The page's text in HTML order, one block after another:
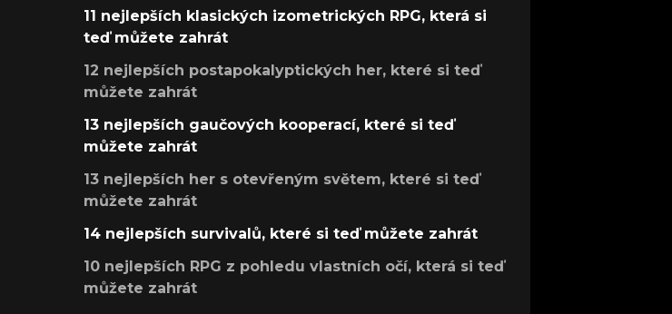
11 nejlepších klasických izometrických RPG, která si
teď můžete zahrát
12 nejlepších postapokalyptických her, které si teď
můžete zahrát
13 nejlepších gaučových kooperací, které si teď
můžete zahrát
13 nejlepších her s otevřeným světem, které si teď
můžete zahrát
14 nejlepších survivalů, které si teď můžete zahrát
10 nejlepších RPG z pohledu vlastních očí, která si teď
můžete zahrát